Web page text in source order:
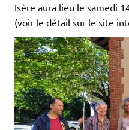
Isère aura lieu le samedi
(voir le détail sur le site